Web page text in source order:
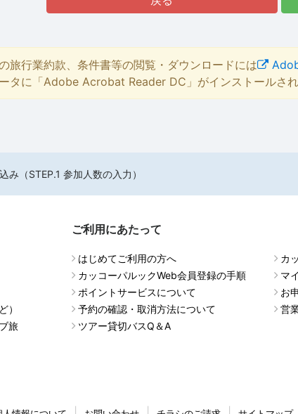
旅行業約款、条件書等の閲覧・ダウンロードには
タに「Adobe Acrobat Reader DC」がインストールさ
み（STEP.1 参加人数の入力）
）
旅
ご利用にあたって
はじめてご利用の方へ
カッコーパルックWeb会員登録の手順
ポイントサービスについて
予約の確認・取消方法について
ツアー貸切バスQ＆A
カ
マ
お
営